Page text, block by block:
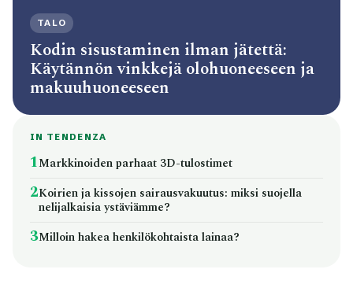
TALO
Kodin sisustaminen ilman jätettä:
Käytännön vinkkejä olohuoneeseen ja
makuuhuoneeseen
IN TENDENZA
1Markkinoiden parhaat 3D-tulostimet
2Koirien ja kissojen sairausvakuutus: miksi suojella
nelijalkaisia ystäviämme?
3Milloin hakea henkilökohtaista lainaa?